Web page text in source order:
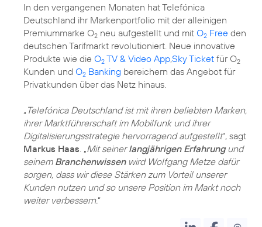
In den vergangenen Monaten hat Telefónica
Deutschland ihr Markenportfolio mit der alleinigen
Premiummarke O2 neu aufgestellt und mit O2 Free den
deutschen Tarifmarkt revolutioniert. Neue innovative
Produkte wie die O2 TV & Video App,Sky Ticket für O2
Kunden und O2 Banking bereichern das Angebot für
Privatkunden über das Netz hinaus.
„ Telefónica Deutschland ist mit ihren beliebten Marken,
ihrer Marktführerschaft im Mobilfunk und ihrer
Digitalisierungsstrategie hervorragend aufgestellt“, sagt
Markus Haas. „Mit seinerlangjährigen Erfahrung und
seinem Branchenwissen wird Wolfgang Metze dafür
sorgen, dass wir diese Stärken zum Vorteil unserer
Kunden nutzen und so unsere Position im Markt noch
weiter verbessern.“